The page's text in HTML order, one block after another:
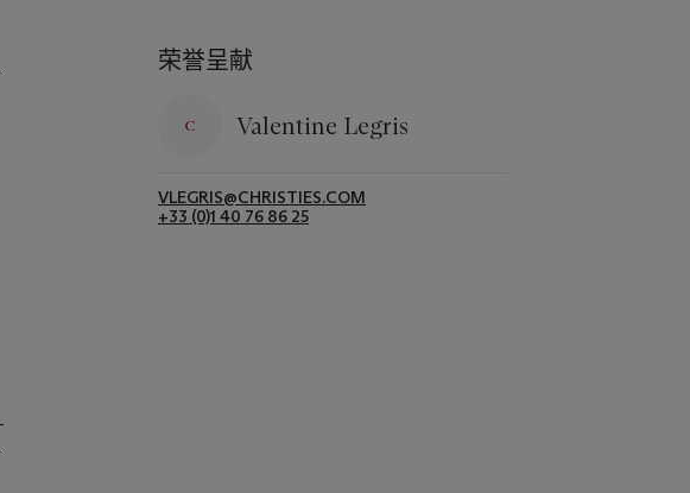
荣誉呈献
Valentine Legris
VLEGRIS@CHRISTIES.COM
+33 (0)1 40 76 86 25